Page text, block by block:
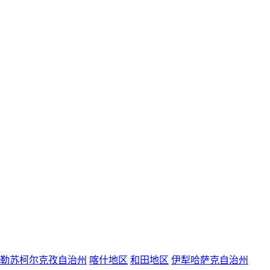
苏柯尔克孜自治州 喀什地区 和田地区 伊犁哈萨克自治州